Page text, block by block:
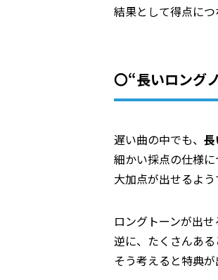
結果として得点につ
〇“長いロング
遅い曲の中でも、
細かい採点の仕様
大加点が出せるよう
ロングトーンが出
逆に、たくさんあ
そう考えると特典